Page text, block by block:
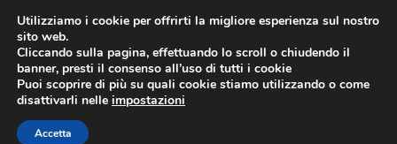
contenuto
Utilizziamo i cookie per offrirti la migliore esperienza sul nostro
sito web.
Cliccando sulla pagina, effettuando lo scroll o chiudendo il
banner, presti il consenso all’uso di tutti i cookie
Puoi scoprire di più su quali cookie stiamo utilizzando o come
disattivarli nelle impostazioni
Accetta